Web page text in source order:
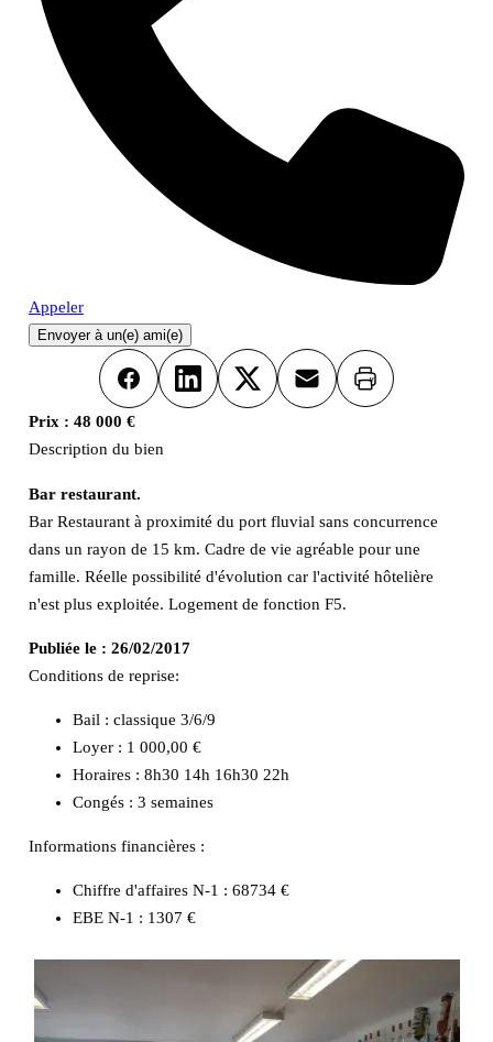
Appeler
Envoyer à un(e) ami(e)
FacebookLinkedInX Email Imprimer
Prix : 48 000 €
Description du bien
Bar restaurant.
Bar Restaurant à proximité du port fluvial sans concurrence
dans un rayon de 15 km. Cadre de vie agréable pour une
famille. Réelle possibilité d'évolution car l'activité hôtelière
n'est plus exploitée. Logement de fonction F5.
Publiée le : 26/02/2017
Conditions de reprise:
Bail : classique 3/6/9
Loyer : 1 000,00 €
Horaires : 8h30 14h 16h30 22h
Congés : 3 semaines
Informations financières :
Chiffre d'affaires N-1 : 68734 €
EBE N-1 : 1307 €